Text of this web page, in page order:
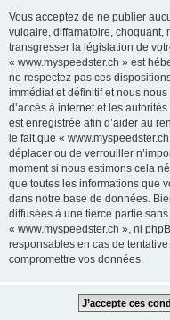
Vous acceptez de ne publier
vulgaire, diffamatoire, choquant,
transgresser la législation de
« www.myspeedster.ch » est
ne respectez pas ces
immédiat et définitif et nous
d’accès à internet et les
est enregistrée afin d’aider au
le fait que «
déplacer ou de verrouiller
moment si nous estimons cela
que toutes les informations que
dans notre base de données.
diffusées à une tierce partie
« www.myspeedster.ch », ni
responsables en cas de
compromettre vos données.